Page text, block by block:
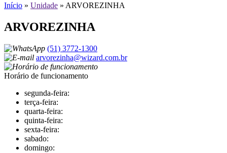
Início » Unidade » ARVOREZINHA
ARVOREZINHA
(51) 3772-1300
arvorezinha@wizard.com.br
Horário de funcionamento
segunda-feira:
terça-feira:
quarta-feira:
quinta-feira:
sexta-feira:
sabado:
domingo: